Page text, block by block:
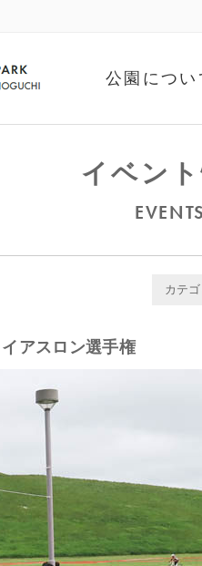
公園につい
イベン
EVENTS
アスロン選手権